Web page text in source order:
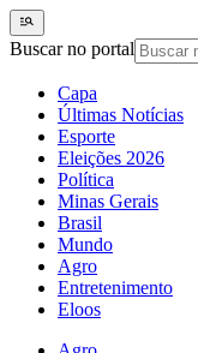
Buscar no portal
Capa
Últimas Notícias
Esporte
Eleições 2026
Política
Minas Gerais
Brasil
Mundo
Agro
Entretenimento
Eloos